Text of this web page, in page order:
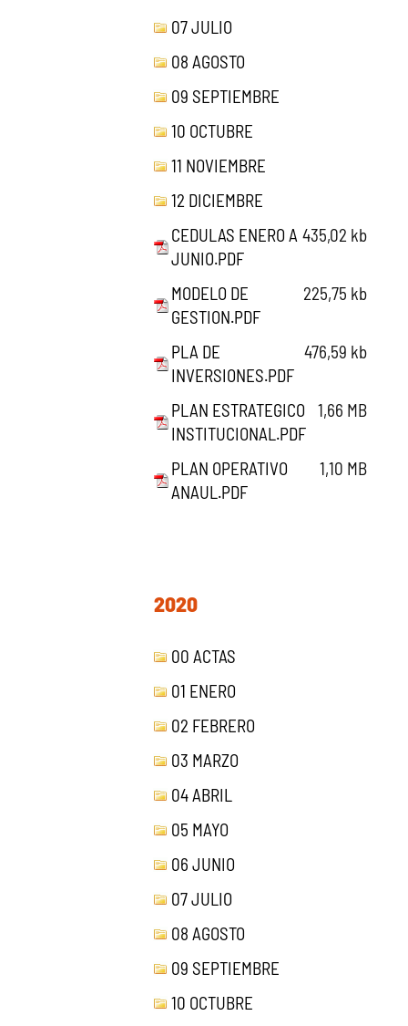
07 JULIO
08 AGOSTO
09 SEPTIEMBRE
10 OCTUBRE
11 NOVIEMBRE
12 DICIEMBRE
CEDULAS ENERO A
JUNIO.PDF
435,02 kb
MODELO DE
GESTION.PDF
225,75 kb
PLA DE
INVERSIONES.PDF
476,59 kb
PLAN ESTRATEGICO
INSTITUCIONAL.PDF
1,66 MB
PLAN OPERATIVO
ANAUL.PDF
1,10 MB
2020
00 ACTAS
01 ENERO
02 FEBRERO
03 MARZO
04 ABRIL
05 MAYO
06 JUNIO
07 JULIO
08 AGOSTO
09 SEPTIEMBRE
10 OCTUBRE